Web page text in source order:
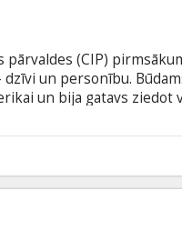
pārvaldes (CIP)
un personību.
un bija gatavs ziedot
un neuzticība ir
darbam un savai